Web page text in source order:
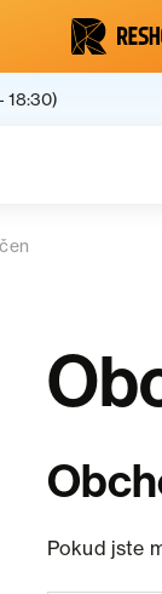
18:30)
Pokud jste